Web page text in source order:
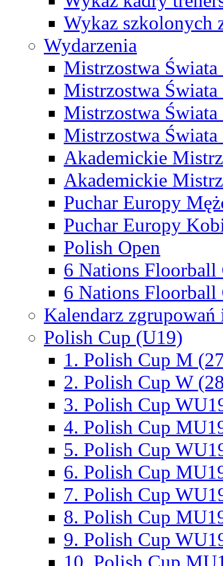
Wykaz szkolonych
Wydarzenia
Mistrzostwa
Mistrzostwa
Mistrzostwa
Mistrzostwa
Akademickie
Akademickie
Puchar Europy
Puchar Europy
Polish Open
6 Nations Floorball
6 Nations Floorball
Kalendarz
Polish Cup (U19)
1. Polish Cup M
2. Polish Cup W
3. Polish Cup
4. Polish Cup
5. Polish Cup
6. Polish Cup
7. Polish Cup
8. Polish Cup
9. Polish Cup
10. Polish Cup